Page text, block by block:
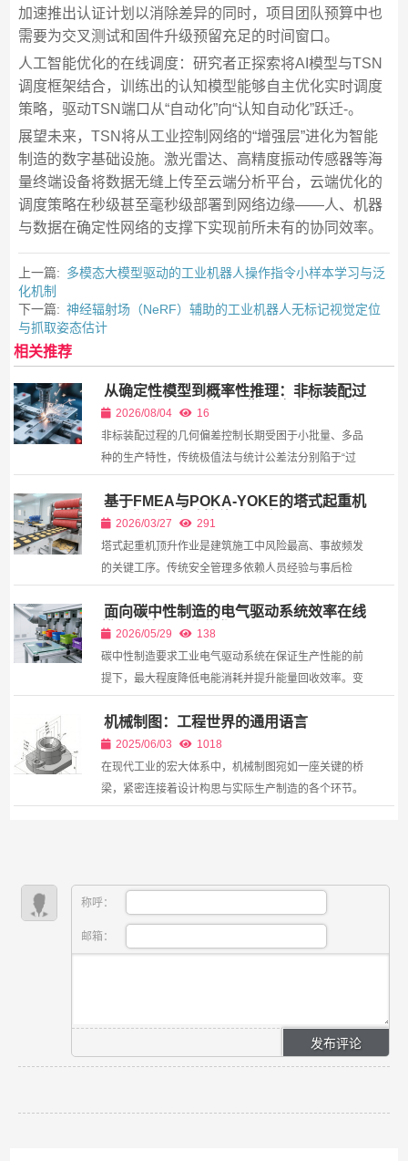
加速推出认证计划以消除差异的同时，项目团队预算中也
需要为交叉测试和固件升级预留充足的时间窗口。
人工智能优化的在线调度：研究者正探索将AI模型与TSN
调度框架结合，训练出的认知模型能够自主优化实时调度
策略，驱动TSN端口从“自动化”向“认知自动化”跃迁-。
展望未来，TSN将从工业控制网络的“增强层”进化为智能
制造的数字基础设施。激光雷达、高精度振动传感器等海
量终端设备将数据无缝上传至云端分析平台，云端优化的
调度策略在秒级甚至毫秒级部署到网络边缘——人、机器
与数据在确定性网络的支撑下实现前所未有的协同效率。
上一篇: 多模态大模型驱动的工业机器人操作指令小样本学习与泛
化机制
下一篇: 神经辐射场（NeRF）辅助的工业机器人无标记视觉定位
与抓取姿态估计
相关推荐
从确定性模型到概率性推理：非标装配过
程几何偏差累积的贝叶斯网络建模及其在
公差分配中的反向传播应用
2026/08/04
16
非标装配过程的几何偏差控制长期受困于小批量、多品
种的生产特性，传统极值法与统计公差法分别陷于“过
装配公差分析从确定性模型向概率性推理的范式演进，
提出...
基于FMEA与POKA-YOKE的塔式起重机
顶升作业安全防控体系设计
2026/03/27
291
塔式起重机顶升作业是建筑施工中风险最高、事故频发
的关键工序。传统安全管理多依赖人员经验与事后检
于失效模式与影响分析（FMEA）理论，系统识别塔机
顶升过程...
面向碳中性制造的电气驱动系统效率在线
辨识与能量回收优化
2026/05/29
138
碳中性制造要求工业电气驱动系统在保证生产性能的前
提下，最大程度降低电能消耗并提升能量回收效率。变
的能量损失，而实际运行中负载特性、工况变化和设
备...
机械制图：工程世界的通用语言
2025/06/03
1018
在现代工业的宏大体系中，机械制图宛如一座关键的桥
梁，紧密连接着设计构思与实际生产制造的各个环节。
称呼：
邮箱：